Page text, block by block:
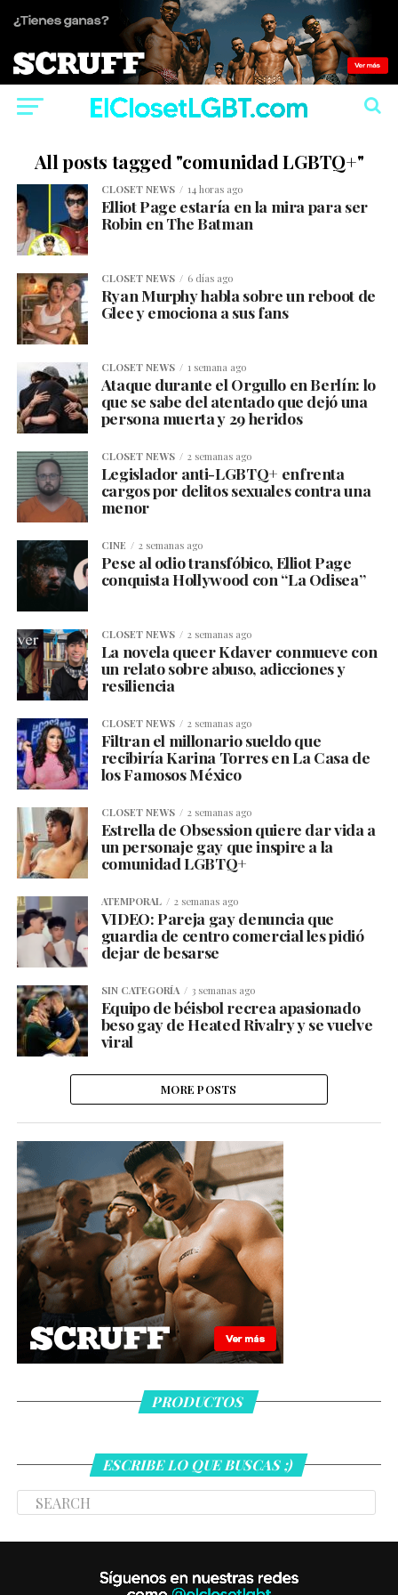
All posts tagged "comunidad LGBTQ+"
CLOSET NEWS 14 horas ago
Elliot Page estaría en la mira para ser
Robin en The Batman
CLOSET NEWS 6 días ago
Ryan Murphy habla sobre un reboot de
Glee y emociona a sus fans
CLOSET NEWS 1 semana ago
Ataque durante el Orgullo en Berlín: lo
que se sabe del atentado que dejó una
persona muerta y 29 heridos
CLOSET NEWS 2 semanas ago
Legislador anti-LGBTQ+ enfrenta
cargos por delitos sexuales contra una
menor
CINE 2 semanas ago
Pese al odio transfóbico, Elliot Page
conquista Hollywood con “La Odisea”
CLOSET NEWS 2 semanas ago
La novela queer Kdaver conmueve con
un relato sobre abuso, adicciones y
resiliencia
CLOSET NEWS 2 semanas ago
Filtran el millonario sueldo que
recibiría Karina Torres en La Casa de
los Famosos México
CLOSET NEWS 2 semanas ago
Estrella de Obsession quiere dar vida a
un personaje gay que inspire a la
comunidad LGBTQ+
ATEMPORAL 2 semanas ago
VIDEO: Pareja gay denuncia que
guardia de centro comercial les pidió
dejar de besarse
SIN CATEGORÍA 3 semanas ago
Equipo de béisbol recrea apasionado
beso gay de Heated Rivalry y se vuelve
viral
MORE POSTS
PRODUCTOS
ESCRIBE LO QUE BUSCAS ;)